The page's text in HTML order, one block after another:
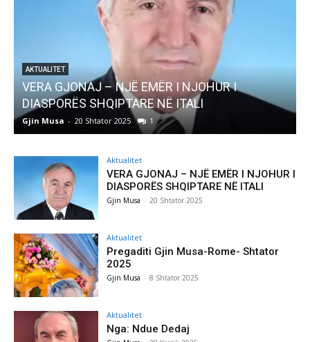
AKTUALITET
VERA GJONAJ – NJË EMËR I NJOHUR I
DIASPORËS SHQIPTARE NË ITALI
Gjin Musa - 20 Shtator 2025 1
Aktualitet
VERA GJONAJ – NJË EMËR I NJOHUR I
DIASPORËS SHQIPTARE NË ITALI
Gjin Musa - 20 Shtator 2025
Aktualitet
Pregaditi Gjin Musa-Rome- Shtator
2025
Gjin Musa - 8 Shtator 2025
Aktualitet
Nga: Ndue Dedaj